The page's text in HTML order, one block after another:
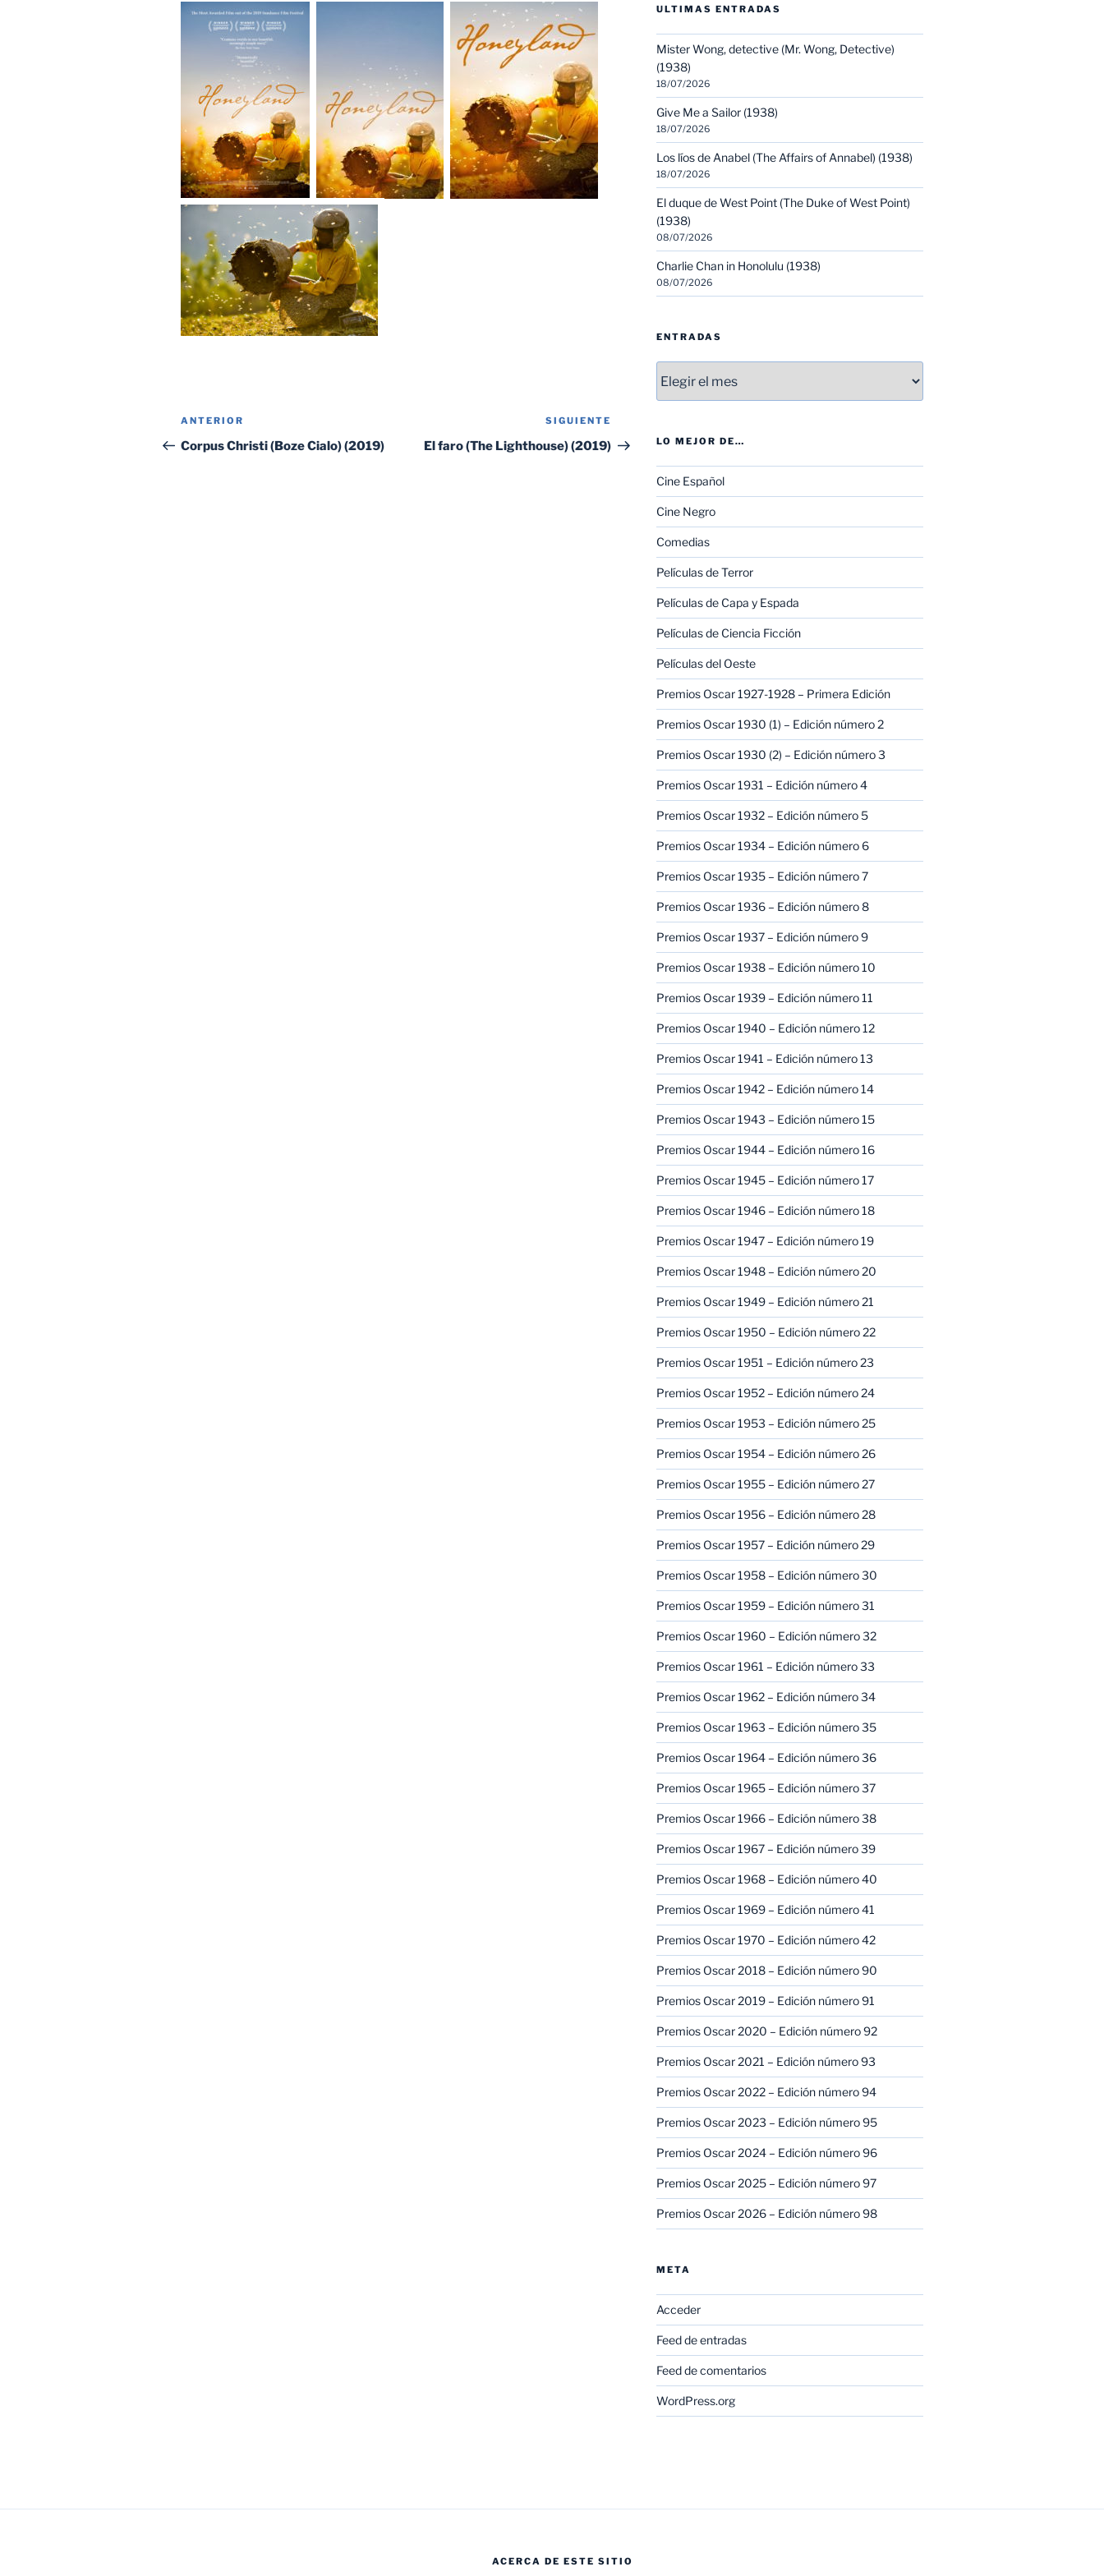
Navegación
de
Entrada
anterior:
ANTERIOR
Corpus Christi (Boze Cialo) (2019)
entrada
SIGUIENTE
El faro (The Lighthouse) (2019)
ULTIMAS ENTRADAS
Mister Wong, detective (Mr. Wong, Detective)
(1938)
18/07/2026
Give Me a Sailor (1938)
18/07/2026
Los líos de Anabel (The Affairs of Annabel) (1938)
18/07/2026
El duque de West Point (The Duke of West Point)
(1938)
08/07/2026
Charlie Chan in Honolulu (1938)
08/07/2026
ENTRADAS
LO MEJOR DE…
Cine Español
Cine Negro
Comedias
Películas de Terror
Películas de Capa y Espada
Películas de Ciencia Ficción
Películas del Oeste
Premios Oscar 1927-1928 – Primera Edición
Premios Oscar 1930 (1) – Edición número 2
Premios Oscar 1930 (2) – Edición número 3
Premios Oscar 1931 – Edición número 4
Premios Oscar 1932 – Edición número 5
Premios Oscar 1934 – Edición número 6
Premios Oscar 1935 – Edición número 7
Premios Oscar 1936 – Edición número 8
Premios Oscar 1937 – Edición número 9
Premios Oscar 1938 – Edición número 10
Premios Oscar 1939 – Edición número 11
Premios Oscar 1940 – Edición número 12
Premios Oscar 1941 – Edición número 13
Premios Oscar 1942 – Edición número 14
Premios Oscar 1943 – Edición número 15
Premios Oscar 1944 – Edición número 16
Premios Oscar 1945 – Edición número 17
Premios Oscar 1946 – Edición número 18
Premios Oscar 1947 – Edición número 19
Premios Oscar 1948 – Edición número 20
Premios Oscar 1949 – Edición número 21
Premios Oscar 1950 – Edición número 22
Premios Oscar 1951 – Edición número 23
Premios Oscar 1952 – Edición número 24
Premios Oscar 1953 – Edición número 25
Premios Oscar 1954 – Edición número 26
Premios Oscar 1955 – Edición número 27
Premios Oscar 1956 – Edición número 28
Premios Oscar 1957 – Edición número 29
Premios Oscar 1958 – Edición número 30
Premios Oscar 1959 – Edición número 31
Premios Oscar 1960 – Edición número 32
Premios Oscar 1961 – Edición número 33
Premios Oscar 1962 – Edición número 34
Premios Oscar 1963 – Edición número 35
Premios Oscar 1964 – Edición número 36
Premios Oscar 1965 – Edición número 37
Premios Oscar 1966 – Edición número 38
Premios Oscar 1967 – Edición número 39
Premios Oscar 1968 – Edición número 40
Premios Oscar 1969 – Edición número 41
Premios Oscar 1970 – Edición número 42
Premios Oscar 2018 – Edición número 90
Premios Oscar 2019 – Edición número 91
Premios Oscar 2020 – Edición número 92
Premios Oscar 2021 – Edición número 93
Premios Oscar 2022 – Edición número 94
Premios Oscar 2023 – Edición número 95
Premios Oscar 2024 – Edición número 96
Premios Oscar 2025 – Edición número 97
Premios Oscar 2026 – Edición número 98
META
Acceder
Feed de entradas
Feed de comentarios
WordPress.org
ACERCA DE ESTE SITIO